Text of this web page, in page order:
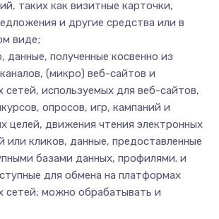
таких как визитные карточки,
и другие средства или в
виде;
данные, полученные косвенно из
(микро) веб-сайтов и
сетей, используемых для веб-сайтов,
опросов, игр, кампаний и
целей, движения чтения электронных
или кликов, данные, предоставленные
базами данных, профилями. и
для обмена на платформах
сетей; можно обрабатывать и